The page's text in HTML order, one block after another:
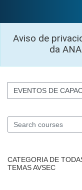
Aviso de
da
Course categories
Search courses
CATEGORIA DE
TEMAS AVSEC